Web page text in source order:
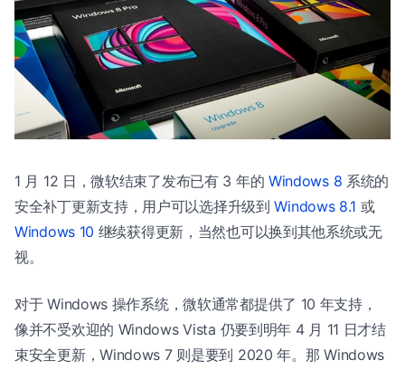
1 月 12 日，微软结束了发布已有 3 年的 Windows 8 系统的
安全补丁更新支持，用户可以选择升级到Windows 8.1 或
Windows 10 继续获得更新，当然也可以换到其他系统或无
视。
对于 Windows 操作系统，微软通常都提供了 10 年支持，
像并不受欢迎的 Windows Vista 仍要到明年 4 月 11 日才结
束安全更新，Windows 7 则是要到 2020 年。那 Windows